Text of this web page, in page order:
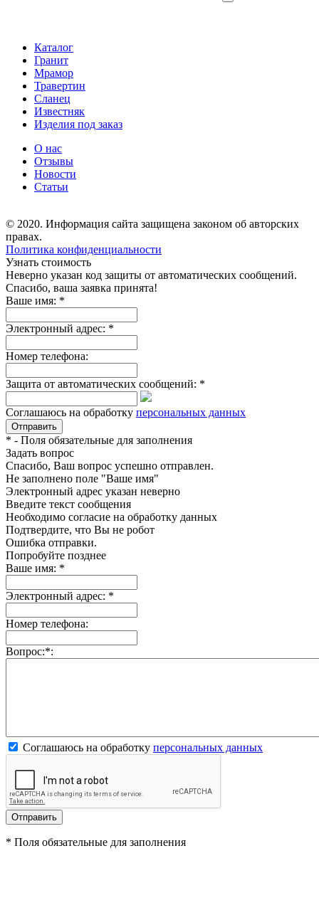
Каталог
Гранит
Мрамор
Травертин
Сланец
Известняк
Изделия под заказ
О нас
Отзывы
Новости
Статьи
© 2020. Информация сайта защищена законом об авторских
правах.
Политика конфиденциальности
Узнать стоимость
Неверно указан код защиты от автоматических сообщений.
Спасибо, ваша заявка принята!
Ваше имя: *
Электронный адрес: *
Номер телефона:
Защита от автоматических сообщений: *
Соглашаюсь на обработку персональных данных
* - Поля обязательные для заполнения
Задать вопрос
Спасибо, Ваш вопрос успешно отправлен.
Не заполнено поле "Ваше имя"
Электронный адрес указан неверно
Введите текст сообщения
Необходимо согласие на обработку данных
Подтвердите, что Вы не робот
Ошибка отправки.
Попробуйте позднее
Ваше имя: *
Электронный адрес: *
Номер телефона:
Вопрос:*:
Соглашаюсь на обработку персональных данных
* Поля обязательные для заполнения